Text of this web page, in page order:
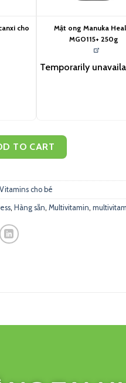
cho
Mật ong Manuka
MGO115+ 250g
Temporarily
cho bé dạng nhỏ giọt (20ml)
TO CART
Vitamins cho bé
, Hàng sẵn, Multivitamin,